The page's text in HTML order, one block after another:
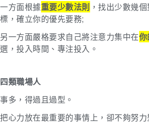
一方面根據重要少數法則 ，找出少數幾
標，確立你的優先要務;
另一方面嚴格要求自己將注意力集中在
選，投入時間、專注投入。
四類職場人
事多，得過且過型。
把心力放在最重要的事情上，卻不夠努力